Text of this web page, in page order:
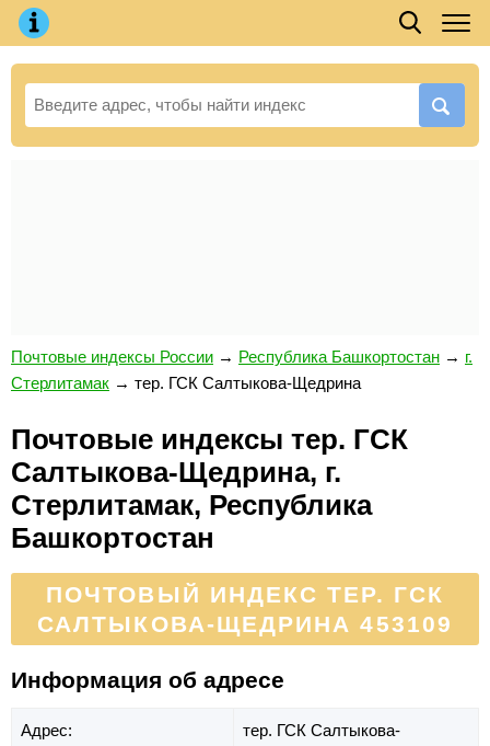
Почтовые индексы России → Республика Башкортостан → г.
Стерлитамак → тер. ГСК Салтыкова-Щедрина
Почтовые индексы тер. ГСК
Салтыкова-Щедрина, г.
Стерлитамак, Республика
Башкортостан
ПОЧТОВЫЙ ИНДЕКС ТЕР. ГСК
САЛТЫКОВА-ЩЕДРИНА 453109
Информация об адресе
Адрес:
тер. ГСК Салтыкова-